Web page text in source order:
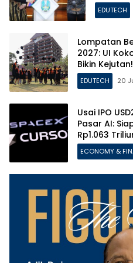
EDUTECH
Lompatan
2027: UI
Bikin Kejutan!
EDUTECH 20
Usai IPO
Pasar AI:
Rp1.063
ECONOMY &